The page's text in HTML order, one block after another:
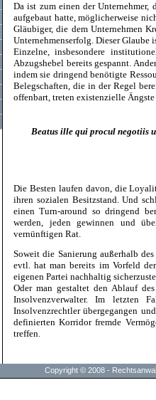
Da ist zum einen der Unternehmer,
aufgebaut hatte, möglicherweise
Gläubiger, die dem Unternehmen
Unternehmenserfolg. Dieser Glaube
Einzelne, insbeson­dere
Abzugshebel bereits gespannt.
indem sie dringend benötigte
Belegschaften, die in der Regel
offenbart, treten existenzielle
Beatus ille qui procul negotiis
Die Besten laufen davon, die
ihren sozialen Besitzstand. Und
einen Turn-around so dringend
werden, jeden gewinnen und
vernünftigen Rat.
Soweit die Sanierung außer­halb
evtl. hat man bereits im Vorfeld
eigenen Partei nachhaltig
Oder man gestaltet den Ablauf
Insolvenzverwalter. Im letzten
Insolvenzrechtler übergegangen
definierten Korridor fremde
treffen.
Copyright © 2008 -